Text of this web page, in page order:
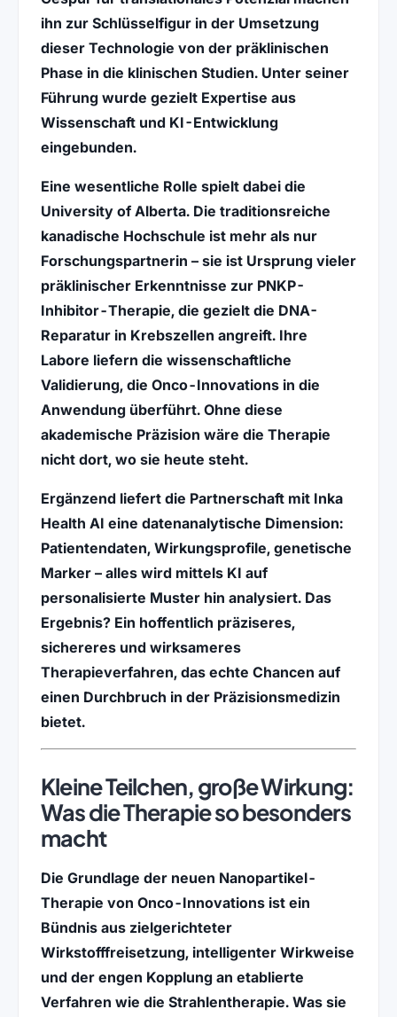
ihn zur Schlüsselfigur in der Umsetzung
dieser Technologie von der präklinischen
Phase in die klinischen Studien. Unter seiner
Führung wurde gezielt Expertise aus
Wissenschaft und KI-Entwicklung
eingebunden.
Eine wesentliche Rolle spielt dabei die
University of Alberta. Die traditionsreiche
kanadische Hochschule ist mehr als nur
Forschungspartnerin – sie ist Ursprung vieler
präklinischer Erkenntnisse zur PNKP-
Inhibitor-Therapie, die gezielt die DNA-
Reparatur in Krebszellen angreift. Ihre
Labore liefern die wissenschaftliche
Validierung, die Onco-Innovations in die
Anwendung überführt. Ohne diese
akademische Präzision wäre die Therapie
nicht dort, wo sie heute steht.
Ergänzend liefert die Partnerschaft mit Inka
Health AI eine datenanalytische Dimension:
Patientendaten, Wirkungsprofile, genetische
Marker – alles wird mittels KI auf
personalisierte Muster hin analysiert. Das
Ergebnis? Ein hoffentlich präziseres,
sichereres und wirksameres
Therapieverfahren, das echte Chancen auf
einen Durchbruch in der Präzisionsmedizin
bietet.
Kleine Teilchen, große Wirkung:
Was die Therapie so besonders
macht
Die Grundlage der neuen Nanopartikel-
Therapie von Onco-Innovationsist ein
Bündnis aus zielgerichteter
Wirkstofffreisetzung, intelligenter Wirkweise
und der engen Kopplung an etablierte
Verfahren wie die Strahlentherapie. Was sie